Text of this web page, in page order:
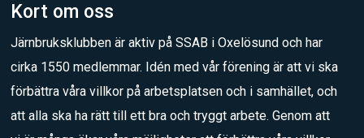
Kort om oss
Järnbruksklubben är aktiv på SSAB i Oxelösund och har
cirka 1550 medlemmar. Idén med vår förening är att vi ska
förbättra våra villkor på arbetsplatsen och i samhället, och
att alla ska ha rätt till ett bra och tryggt arbete. Genom att